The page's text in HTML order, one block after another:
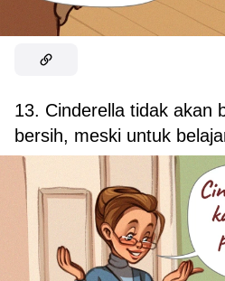
13. Cinderella tidak akan
bersih, meski untuk